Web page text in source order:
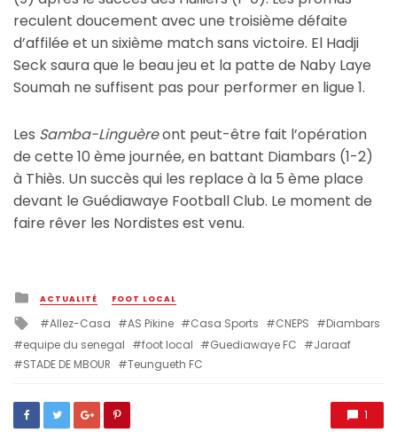
reculent doucement avec une troisième défaite
d’affilée et un sixième match sans victoire. El Hadji
Seck saura que le beau jeu et la patte de Naby Laye
Soumah ne suffisent pas pour performer en ligue 1.
Les Samba-Linguèreont peut-être fait l’opération
de cette 10 ème journée, en battant Diambars (1-2)
à Thiès. Un succès qui les replace à la 5 ème place
devant le Guédiawaye Football Club. Le moment de
faire rêver les Nordistes est venu.
Posted
in
ACTUALITÉ FOOT LOCAL
Tagged
with
Allez-Casa AS Pikine Casa Sports CNEPS
Diambars
equipe du senegal
foot local Guediawaye FC
Jaraaf
STADE DE MBOUR
Teungueth FC
1